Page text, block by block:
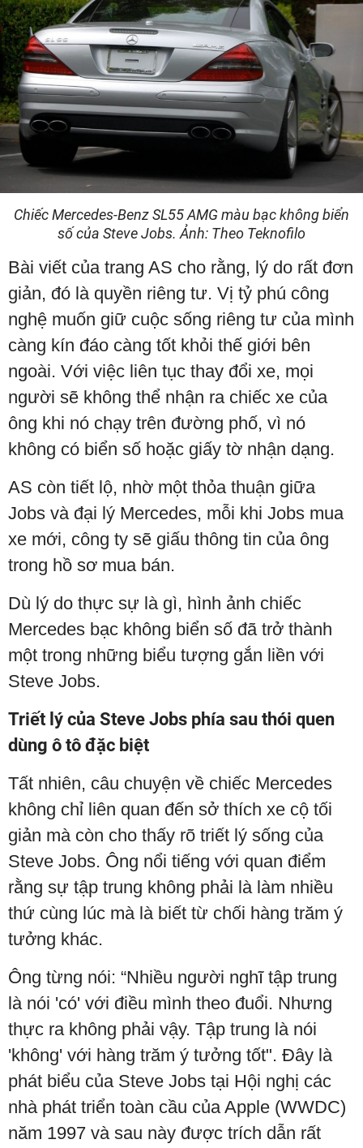
Chiếc Mercedes-Benz SL55 AMG màu bạc không biển
số của Steve Jobs. Ảnh: Theo Teknofilo
Bài viết của trang AS cho rằng, lý do rất đơn
giản, đó là quyền riêng tư. Vị tỷ phú công
nghệ muốn giữ cuộc sống riêng tư của mình
càng kín đáo càng tốt khỏi thế giới bên
ngoài. Với việc liên tục thay đổi xe, mọi
người sẽ không thể nhận ra chiếc xe của
ông khi nó chạy trên đường phố, vì nó
không có biển số hoặc giấy tờ nhận dạng.
AS còn tiết lộ, nhờ một thỏa thuận giữa
Jobs và đại lý Mercedes, mỗi khi Jobs mua
xe mới, công ty sẽ giấu thông tin của ông
trong hồ sơ mua bán.
Dù lý do thực sự là gì, hình ảnh chiếc
Mercedes bạc không biển số đã trở thành
một trong những biểu tượng gắn liền với
Steve Jobs.
Triết lý của Steve Jobs phía sau thói quen
dùng ô tô đặc biệt
Tất nhiên, câu chuyện về chiếc Mercedes
không chỉ liên quan đến sở thích xe cộ tối
giản mà còn cho thấy rõ triết lý sống của
Steve Jobs. Ông nổi tiếng với quan điểm
rằng sự tập trung không phải là làm nhiều
thứ cùng lúc mà là biết từ chối hàng trăm ý
tưởng khác.
Ông từng nói: “Nhiều người nghĩ tập trung
là nói 'có' với điều mình theo đuổi. Nhưng
thực ra không phải vậy. Tập trung là nói
'không' với hàng trăm ý tưởng tốt". Đây là
phát biểu của Steve Jobs tại Hội nghị các
nhà phát triển toàn cầu của Apple (WWDC)
năm 1997 và sau này được trích dẫn rất